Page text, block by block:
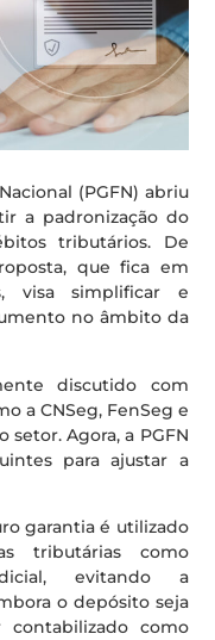
(PGFN) abriu
a padronização do
tributários. De
que fica em
visa simplificar e
no âmbito da
discutido com
a CNSeg, FenSeg e
setor. Agora, a PGFN
para ajustar a
garantia é utilizado
tributárias como
evitando a
o depósito seja
como